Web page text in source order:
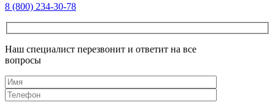
8 (800) 234-30-78
Наш специалист перезвонит и ответит на все
вопросы